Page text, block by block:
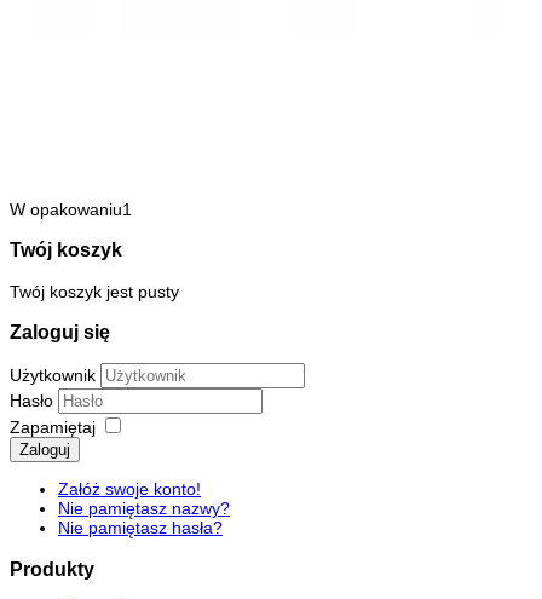
W opakowaniu1
Twój koszyk
Twój koszyk jest pusty
Zaloguj się
Użytkownik
Hasło
Zapamiętaj
Zaloguj
Załóż swoje konto!
Nie pamiętasz nazwy?
Nie pamiętasz hasła?
Produkty